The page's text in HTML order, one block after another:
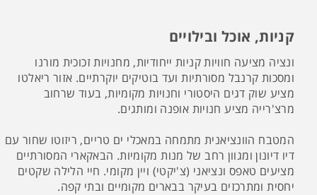
קניות, אוכל ובילויים
ונציה מציעה חוויות קניות ייחודיות, מחנויות זכוכית מורנו
ומסכות קרנבל מסורתיות ועד בוטיקים יוקרתיים. אזור ריאלטו
מציע שוק דגים היסטורי וחנויות מקומיות, בעוד שרחוב
מרצ'רייה מציע חנויות אופנה ומותגים.
המטבח הוונציאנית מתמחה במאכלי ים טריים, ריזוטו שחור עם
דיו דיונון ומגוון רחב של מנות מקומיות. הבאקארי המסורתיים
מציעים טאפס ונציאני (צ'יקטי) ויין מקומי. חיי הלילה שקטים
יחסית ומתרכזים בעיקר בבארים מקומיים ובתי קפה.